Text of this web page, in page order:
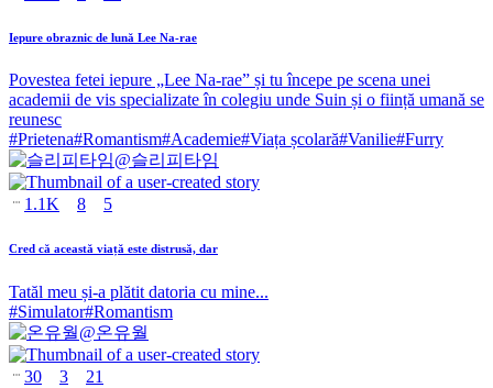
Iepure obraznic de lună Lee Na-rae
Povestea fetei iepure „Lee Na-rae” și tu începe pe scena unei
academii de vis specializate în colegiu unde Suin și o ființă umană se
reunesc
#Prietena#Romantism#Academie#Viața școlară#Vanilie#Furry
@슬리피타임
1.1K 8 5
Cred că această viață este distrusă, dar
Tatăl meu și-a plătit datoria cu mine...
#Simulator#Romantism
@온유월
30 3 21